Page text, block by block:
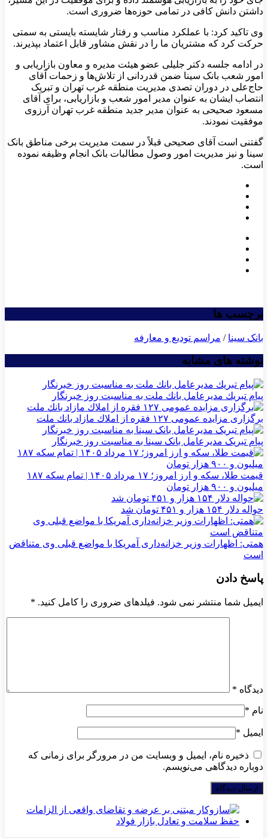
داشتن دانش کافی در تمامی حوزه‌ها ضروری است.
وی تاکید کرد: با عملکرد مناسب و رفتار شایسته بایستی به سمتی
حرکت کرد که مشتریان ما را در نقش مشاور قابل اعتماد بپذیرند.
در ادامه جلسه دکتر جلیلی عضو هیئت مدیره و معاون بازاریابی و
امور شعب بانک سینا ضمن قدردانی از تلاش‌ها و زحمات آقای
حاج‌علی در دوران تصدی مدیریت منطقه غرب تهران و تبریک
انتصاب ایشان به عنوان مدیر امور شعب و بازاریابی، برای آقای
مسعود صحیحی به عنوان مدیر جدید منطقه غرب تهران آرزوی
موفقیت نمودند.
گفتنی است آقای صحیحی قبلاً در سمت مدیریت برخی مناطق بانک
سینا و نیز مدیریت امور وصول مطالبات بانک انجام وظیفه نموده
است.
برچسب ها
بانک سینا / مراسم تودیع و معارفه
نوشته های مشابه
پیام تبریك مدیرعامل بانك ملت به مناسبت روز خبرنگار
برگزاری مزایده عمومی ۱۲۷ فقره از املاك مازاد بانك ملت
پیام تبریک مدیرعامل بانک سینا به مناسبت روز خبرنگار
قیمت طلا، سکه و ارز امروز؛ ۱۷ مرداد ۱۴۰۵ | تمام سکه ۱۸۷
میلیون و ۹۰۰ هزار تومان
حواله دلار ۱۵۴ هزار و ۴۵۱ تومان شد
همتی: اظهارات وزیر خزانه‌داری آمریکا با مواضع قبلی وی متناقض
است
پاسخ دادن
ایمیل شما منتشر نمی شود. فیلدهای ضروری را کامل کنید. *
دیدگاه *
نام *
ایمیل *
ذخیره نام، ایمیل و وبسایت من در مرورگر برای زمانی که
دوباره دیدگاهی می‌نویسم.